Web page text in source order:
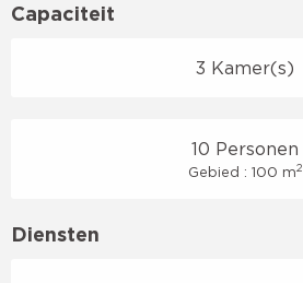
Capaciteit
3 Kamer(s)
10 Personen
Gebied : 100 m2
Diensten